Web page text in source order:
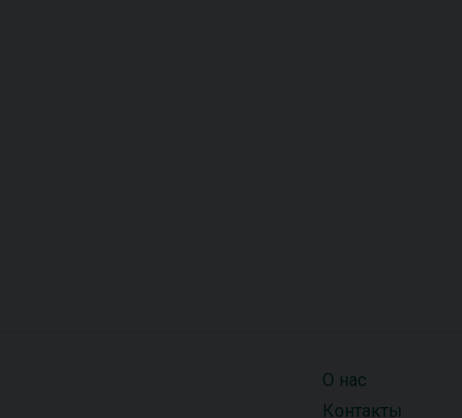
О нас
Контакты